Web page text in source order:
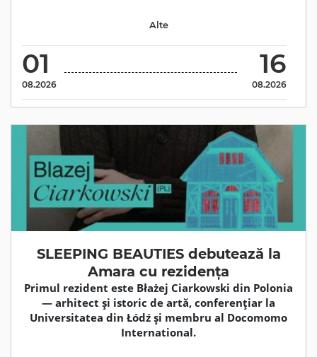
01
08.2026
16
08.2026
Alte
SLEEPING BEAUTIES debutează la
Amara cu rezidența
Primul rezident este Błażej Ciarkowski din Polonia
— arhitect și istoric de artă, conferențiar la
Universitatea din Łódź și membru al Docomomo
International.